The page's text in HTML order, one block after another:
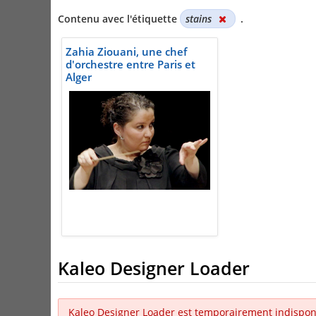
Contenu avec l'étiquette stains .
Zahia Ziouani, une chef
d'orchestre entre Paris et
Alger
Kaleo Designer Loader
Kaleo Designer Loader est temporairement